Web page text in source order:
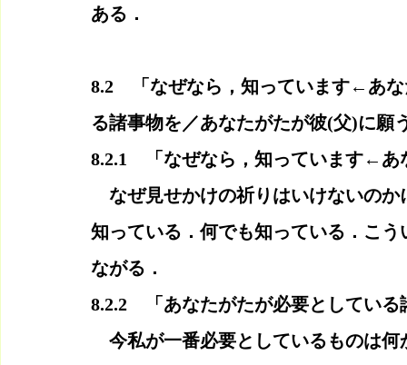
ある．
8.2　「なぜなら，知っています←あ
る諸事物を／あなたがたが彼(父)に願
8.2.1　「なぜなら，知っています←あ
なぜ見せかけの祈りはいけないのか
知っている．何でも知っている．こ
ながる．
8.2.2　「あなたがたが必要としている
今私が一番必要としているものは何